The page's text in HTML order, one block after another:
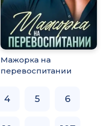
Мажорка на
перевоспитании
4 5 6